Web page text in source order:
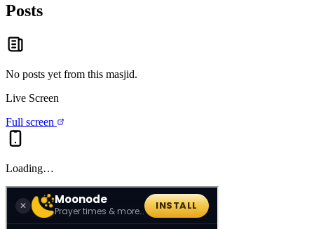
Posts
No posts yet from this masjid.
Live Screen
Full screen
Loading…